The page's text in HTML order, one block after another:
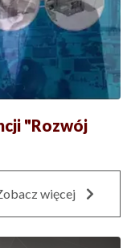
"Rozwój
więcej